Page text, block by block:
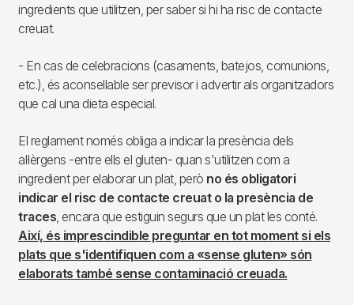
ingredients que utilitzen, per saber si hi ha risc de contacte
creuat.
- En cas de celebracions (casaments, batejos, comunions,
etc.), és aconsellable ser previsor i advertir als organitzadors
que cal una dieta especial.
El reglament només obliga a indicar la presència dels
al·lèrgens -entre ells el gluten- quan s'utilitzen com a
ingredient per elaborar un plat, però no és obligatori
indicar el risc de contacte creuat o la presència de
traces, encara que estiguin segurs que un plat les conté.
Així, és imprescindible preguntar en tot moment si els
plats que s'identifiquen com a «sense gluten» són
elaborats també sense contaminació creuada.